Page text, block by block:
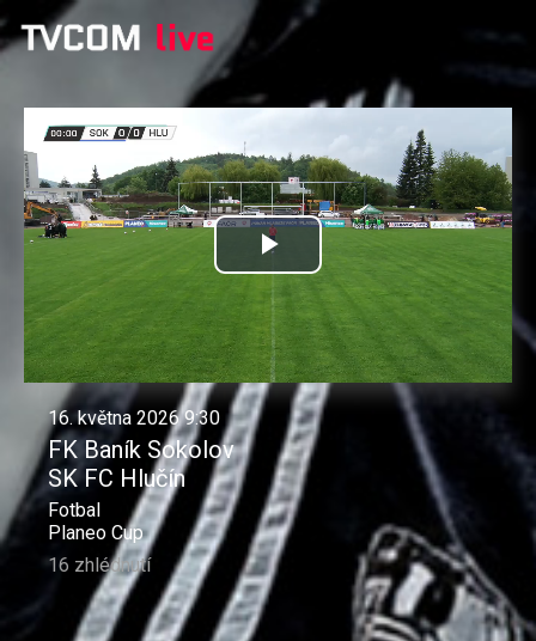
Přehrát
video
16. května 2026 9:30
FK Baník Sokolov
SK FC Hlučín
Fotbal
Planeo Cup
16 zhlédnutí